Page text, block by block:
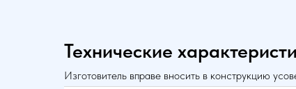
Технические
Изготовитель вправе вносить в конструкцию